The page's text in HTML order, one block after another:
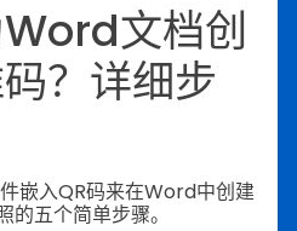
文档创
？详细步
嵌入QR码来在Word中创建
五个简单步骤。